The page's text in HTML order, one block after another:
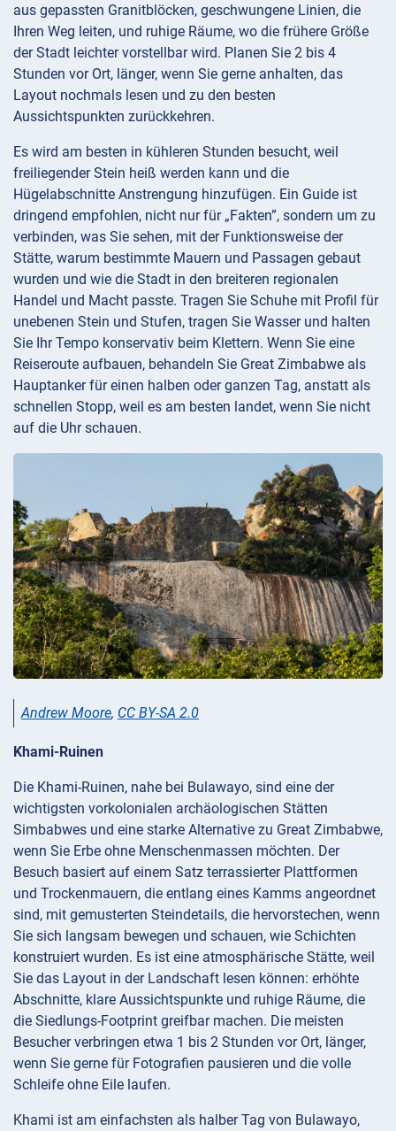
aus gepassten Granitblöcken, geschwungene Linien, die
Ihren Weg leiten, und ruhige Räume, wo die frühere Größe
der Stadt leichter vorstellbar wird. Planen Sie 2 bis 4
Stunden vor Ort, länger, wenn Sie gerne anhalten, das
Layout nochmals lesen und zu den besten
Aussichtspunkten zurückkehren.
Es wird am besten in kühleren Stunden besucht, weil
freiliegender Stein heiß werden kann und die
Hügelabschnitte Anstrengung hinzufügen. Ein Guide ist
dringend empfohlen, nicht nur für „Fakten”, sondern um zu
verbinden, was Sie sehen, mit der Funktionsweise der
Stätte, warum bestimmte Mauern und Passagen gebaut
wurden und wie die Stadt in den breiteren regionalen
Handel und Macht passte. Tragen Sie Schuhe mit Profil für
unebenen Stein und Stufen, tragen Sie Wasser und halten
Sie Ihr Tempo konservativ beim Klettern. Wenn Sie eine
Reiseroute aufbauen, behandeln Sie Great Zimbabwe als
Hauptanker für einen halben oder ganzen Tag, anstatt als
schnellen Stopp, weil es am besten landet, wenn Sie nicht
auf die Uhr schauen.
Andrew Moore, CC BY-SA 2.0
Khami-Ruinen
Die Khami-Ruinen, nahe bei Bulawayo, sind eine der
wichtigsten vorkolonialen archäologischen Stätten
Simbabwes und eine starke Alternative zu Great Zimbabwe,
wenn Sie Erbe ohne Menschenmassen möchten. Der
Besuch basiert auf einem Satz terrassierter Plattformen
und Trockenmauern, die entlang eines Kamms angeordnet
sind, mit gemusterten Steindetails, die hervorstechen, wenn
Sie sich langsam bewegen und schauen, wie Schichten
konstruiert wurden. Es ist eine atmosphärische Stätte, weil
Sie das Layout in der Landschaft lesen können: erhöhte
Abschnitte, klare Aussichtspunkte und ruhige Räume, die
die Siedlungs-Footprint greifbar machen. Die meisten
Besucher verbringen etwa 1 bis 2 Stunden vor Ort, länger,
wenn Sie gerne für Fotografien pausieren und die volle
Schleife ohne Eile laufen.
Khami ist am einfachsten als halber Tag von Bulawayo,